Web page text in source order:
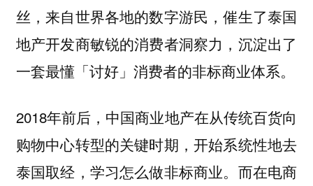
丝，来自世界各地的数字游民，催生了泰国
地产开发商敏锐的消费者洞察力，沉淀出了
一套最懂「讨好」消费者的非标商业体系。
2018年前后，中国商业地产在从传统百货向
购物中心转型的关键时期，开始系统性地去
泰国取经，学习怎么做非标商业。而在电商